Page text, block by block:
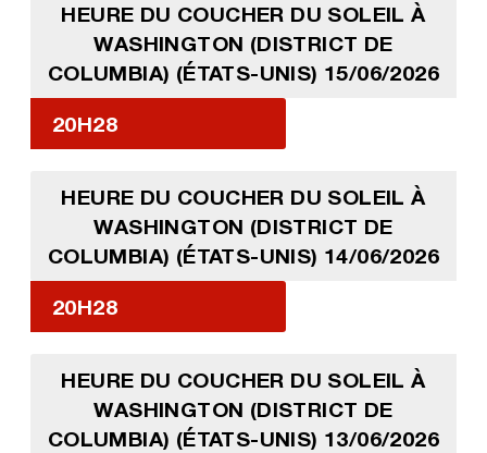
HEURE DU COUCHER DU SOLEIL À
WASHINGTON (DISTRICT DE
COLUMBIA) (ÉTATS-UNIS) 15/06/2026
20H28
HEURE DU COUCHER DU SOLEIL À
WASHINGTON (DISTRICT DE
COLUMBIA) (ÉTATS-UNIS) 14/06/2026
20H28
HEURE DU COUCHER DU SOLEIL À
WASHINGTON (DISTRICT DE
COLUMBIA) (ÉTATS-UNIS) 13/06/2026